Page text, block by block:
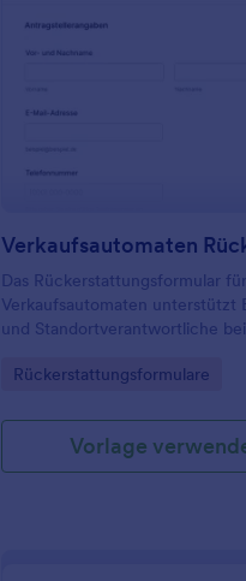
Das Rückerstattungsformular für
Verkaufsautomaten unterstützt
und Standortverantwortliche
Erstattungsanfragen inklusive
Dokumentation und klarer
Go to Category:
Rückerstattungsformulare
Vorlage